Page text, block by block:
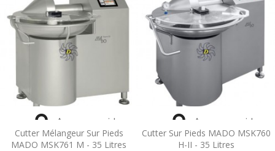
Cutter Mélangeur Sur Pieds
MADO MSK761 M - 35 Litres
 Aperçu rapide
Cutter Sur Pieds MADO MSK760
H-II - 35 Litres
 Aperçu rapide